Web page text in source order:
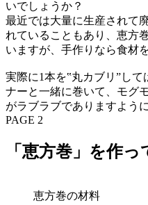
いでしょうか？
最近では大量に生産されて
れていることもあり、恵方
いますが、手作りなら食材
実際に1本を‟丸カブリ”し
ナーと一緒に巻いて、モグ
がラブラブでありますよう
PAGE 2
「恵方巻」を作っ
恵方巻の材料